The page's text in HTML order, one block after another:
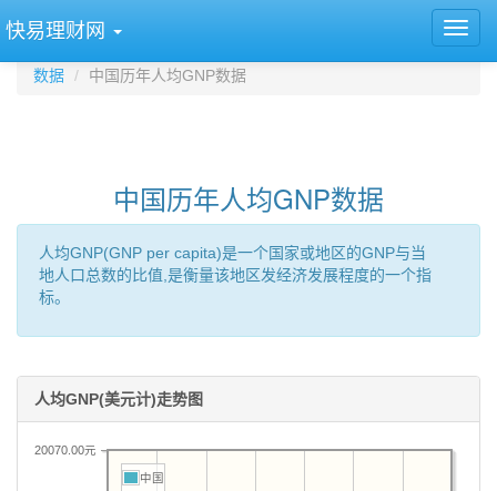
快易理财网
数据 中国历年人均GNP数据
中国历年人均GNP数据
人均GNP(GNP per capita)是一个国家或地区的GNP与当
地人口总数的比值,是衡量该地区发经济发展程度的一个指
标。
人均GNP(美元计)走势图
20070.00元
中国